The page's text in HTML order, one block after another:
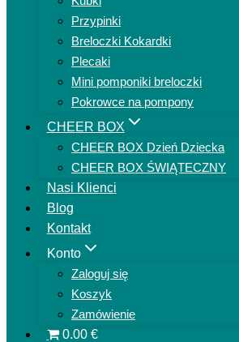
Przypinki
Breloczki Kokardki
Plecaki
Mini pomponiki breloczki
Pokrowce na pompony
CHEER BOX
CHEER BOX Dzień Dziecka
CHEER BOX ŚWIĄTECZNY
Nasi Klienci
Blog
Kontakt
Konto
Zaloguj się
Koszyk
Zamówienie
0.00 €